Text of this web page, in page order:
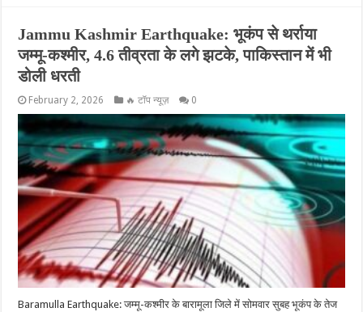
Jammu Kashmir Earthquake: भूकंप से थर्राया
जम्मू-कश्मीर, 4.6 तीव्रता के लगे झटके, पाकिस्तान में भी
डोली धरती
February 2, 2026 🔥 टॉप न्यूज़ 0
Baramulla Earthquake: जम्मू-कश्मीर के बारामूला जिले में सोमवार सुबह भूकंप के तेज